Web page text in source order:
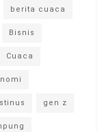
berita cuaca
Bisnis
Cuaca
gen z